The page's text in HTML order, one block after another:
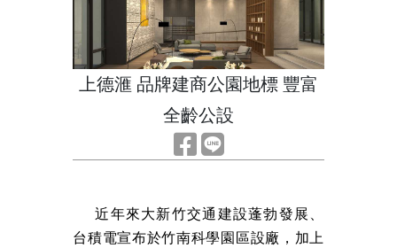
上德滙 品牌建商公園地標 豐富
全齡公設
近年來大新竹交通建設蓬勃發展、
台積電宣布於竹南科學園區設廠，加上